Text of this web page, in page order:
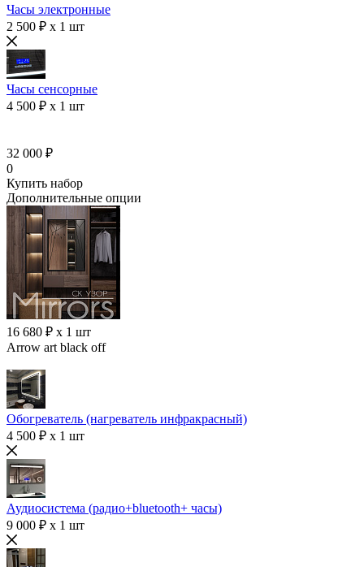
Часы электронные
2 500 ₽ x 1 шт
Часы сенсорные
4 500 ₽ x 1 шт
32 000 ₽
0
Купить набор
Дополнительные опции
16 680 ₽ x 1 шт
Arrow art black off
Обогреватель (нагреватель инфракрасный)
4 500 ₽ x 1 шт
Аудиосистема (радио+bluetooth+ часы)
9 000 ₽ x 1 шт